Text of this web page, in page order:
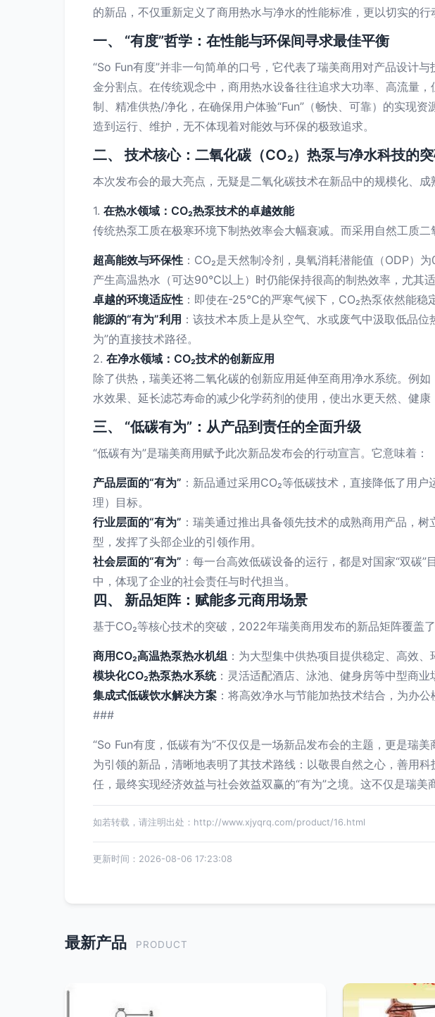
的新品，不仅重新定义了商用热水与净水的性能标准，更以切实的行
一、 “有度”哲学：在性能与环保间寻求最佳平衡
“So Fun有度”并非一句简单的口号，它代表了瑞美商用对产品设计
金分割点。在传统观念中，商用热水设备往往追求大功率、高流量
制、精准供热/净化，在确保用户体验“Fun”（畅快、可靠）的实现
造到运行、维护，无不体现着对能效与环保的极致追求。
二、 技术核心：二氧化碳（CO₂）热泵与净水科技的
本次发布会的最大亮点，无疑是二氧化碳技术在新品中的规模化、
1. 在热水领域：CO₂热泵技术的卓越效能
传统热泵工质在极寒环境下制热效率会大幅衰减。而采用自然工质
超高能效与环保性 ：CO₂是天然制冷剂，臭氧消耗潜能值（ODP）
产生高温热水（可达90°C以上）时仍能保持很高的制热效率，尤其
卓越的环境适应性 ：即使在-25°C的严寒气候下，CO₂热泵依然能
能源的“有为”利用 ：该技术本质上是从空气、水或废气中汲取低品
为”的直接技术路径。
2. 在净水领域：CO₂技术的创新应用
除了供热，瑞美还将二氧化碳的创新应用延伸至商用净水系统。例
水效果、延长滤芯寿命的减少化学药剂的使用，使出水更天然、健
三、 “低碳有为”：从产品到责任的全面升级
“低碳有为”是瑞美商用赋予此次新品发布会的行动宣言。它意味着：
产品层面的“有为” ：新品通过采用CO₂等低碳技术，直接降低了用
理）目标。
行业层面的“有为” ：瑞美通过推出具备领先技术的成熟商用产品，
型，发挥了头部企业的引领作用。
社会层面的“有为” ：每一台高效低碳设备的运行，都是对国家“双碳
中，体现了企业的社会责任与时代担当。
四、 新品矩阵：赋能多元商用场景
基于CO₂等核心技术的突破，2022年瑞美商用发布的新品矩阵覆盖
商用CO₂高温热泵热水机组 ：为大型集中供热项目提供稳定、高效、
模块化CO₂热泵热水系统：灵活适配酒店、泳池、健身房等中型商业
集成式低碳饮水解决方案 ：将高效净水与节能加热技术结合，为办
###
“So Fun有度，低碳有为”不仅仅是一场新品发布会的主题，更是瑞
为引领的新品，清晰地表明了其技术路线：以敬畏自然之心，善用
任，最终实现经济效益与社会效益双赢的“有为”之境。这不仅是瑞
如若转载，请注明出处：http://www.xjyqrq.com/product/16.html
更新时间：2026-08-06 17:23:08
最新产品 PRODUCT